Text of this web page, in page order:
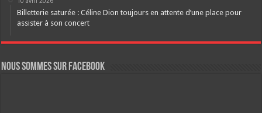
Billetterie saturée : Céline Dion toujours en attente d’une place pour
assister à son concert
Nous sommes sur FaceBook